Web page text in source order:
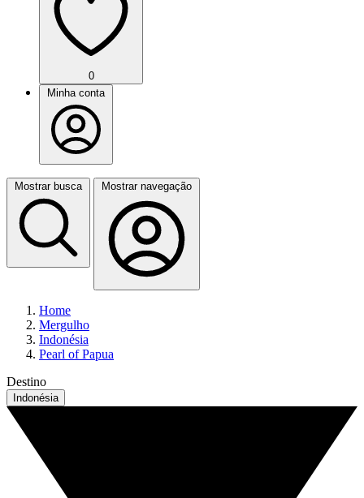
0
Minha conta
Mostrar busca Mostrar navegação
Home
Mergulho
Indonésia
Pearl of Papua
Destino
Indonésia